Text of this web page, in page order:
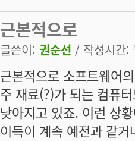
근본적으로
글쓴이: 권순선 / 작성시간
근본적으로 소프트웨어
주 재료(?)가 되는 컴퓨
낮아지고 있죠. 이런 상
이득이 계속 예전과 같